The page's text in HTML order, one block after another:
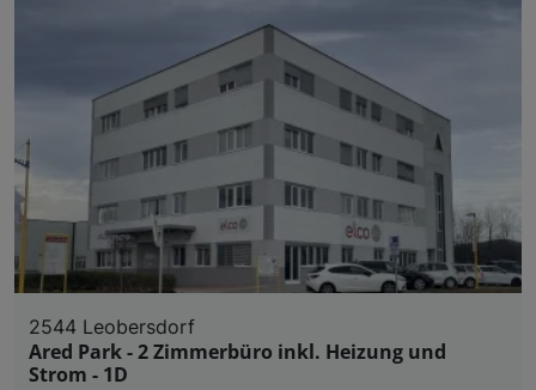
2544 Leobersdorf
Ared Park - 2 Zimmerbüro inkl. Heizung und
Strom - 1D